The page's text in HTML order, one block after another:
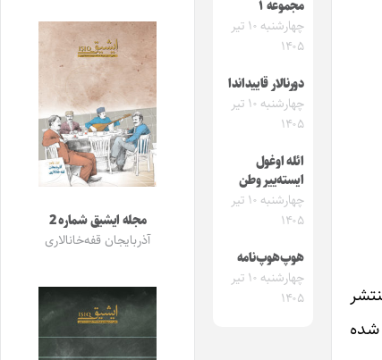
حامد ایمان در ۳۴۴ صفحه منتشر
شده
مجموعه ۱
چهارشنبه ۱۰ تیر
۱۴۰۵
دورنالار قاییداندا
چهارشنبه ۱۰ تیر
۱۴۰۵
ائله اوغول
ایسته‌ییر وطن
چهارشنبه ۱۰ تیر
۱۴۰۵
هوپ‌هوپ‌نامه
چهارشنبه ۱۰ تیر
۱۴۰۵
مجله ایشیق شماره 2
آذربایجان قفه‌خانالاری